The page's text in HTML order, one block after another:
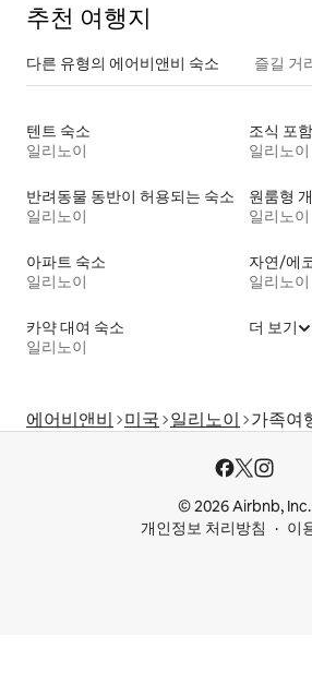
추천 여행지
다른 유형의 에어비앤비 숙소 즐길 거
텐트 숙소
일리노이
조식 포
일리노이
반려동물 동반이 허용되는 숙소
일리노이
원룸형
일리노이
아파트 숙소
일리노이
자연/에
일리노이
카약 대여 숙소
일리노이
더 보기
에어비앤비 미국 일리노이 가족여
© 2026 Airbnb, Inc.
개인정보 처리방침
이